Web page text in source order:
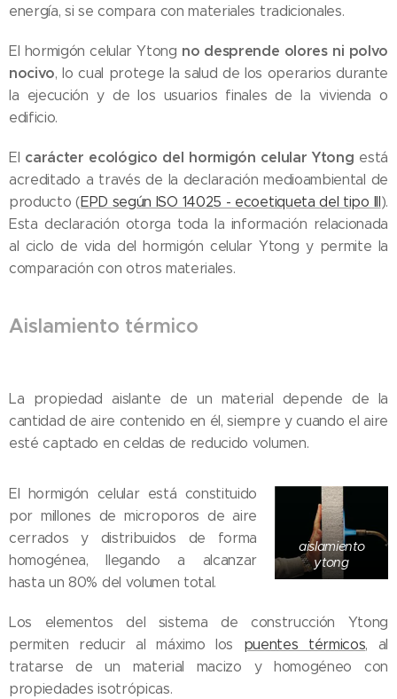
energía, si se compara con materiales tradicionales.
El hormigón celular Ytong no desprende olores ni polvo
nocivo, lo cual protege la salud de los operarios durante
la ejecución y de los usuarios finales de la vivienda o
edificio.
El carácter ecológico del hormigón celular Ytong está
acreditado a través de la declaración medioambiental de
producto (EPD según ISO 14025 - ecoetiqueta del tipo III ).
Esta declaración otorga toda la información relacionada
al ciclo de vida del hormigón celular Ytong y permite la
comparación con otros materiales.
Aislamiento térmico
La propiedad aislante de un material depende de la
cantidad de aire contenido en él, siempre y cuando el aire
esté captado en celdas de reducido volumen.
aislamiento
ytong
El hormigón celular está constituido
por millones de microporos de aire
cerrados y distribuidos de forma
homogénea, llegando a alcanzar
hasta un 80% del volumen total.
Los elementos del sistema de construcción Ytong
permiten reducir al máximo los puentes térmicos, al
tratarse de un material macizo y homogéneo con
propiedades isotrópicas.